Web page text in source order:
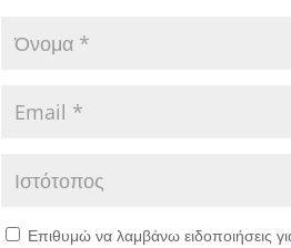
Επιθυμώ να λαμβάνω ειδοποιήσεις